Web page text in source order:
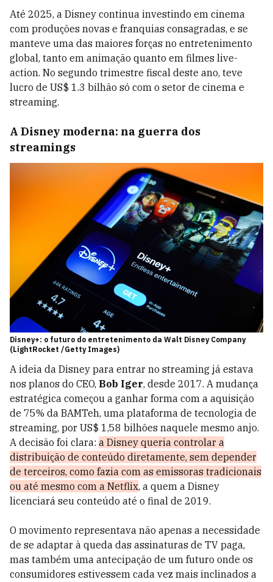
Até 2025, a Disney continua investindo em cinema
com produções novas e franquias consagradas, e se
manteve uma das maiores forças no entretenimento
global, tanto em animação quanto em filmes live-
action. No segundo trimestre fiscal deste ano, teve
lucro de US$ 1.3 bilhão só com o setor de cinema e
streaming.
A Disney moderna: na guerra dos
streamings
Disney+: o futuro do entretenimento da Walt Disney Company
(LightRocket /Getty Images)
A ideia da Disney para entrar no streaming já estava
nos planos do CEO, Bob Iger, desde 2017. A mudança
estratégica começou a ganhar forma com a aquisição
de 75% da BAMTeh, uma plataforma de tecnologia de
streaming, por US$ 1,58 bilhões naquele mesmo anjo.
A decisão foi clara: a Disney queria controlar a
distribuição de conteúdo diretamente, sem depender
de terceiros, como fazia com as emissoras tradicionais
ou até mesmo com a Netflix, a quem a Disney
licenciará seu conteúdo até o final de 2019.
O movimento representava não apenas a necessidade
de se adaptar à queda das assinaturas de TV paga,
mas também uma antecipação de um futuro onde os
consumidores estivessem cada vez mais inclinados a